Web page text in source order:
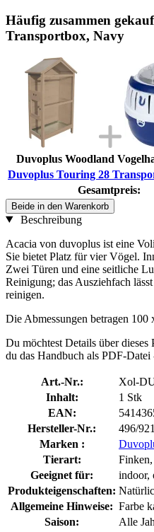
Häufig zusammen
Transportbox, Navy
Duvoplus Woodland
Duvoplus Touring 28
Gesamtpreis:
Beide in den Warenkorb
Beschreibung
Acacia von duvoplus ist eine
Sie bietet Platz für vier Vögel.
Zwei Türen und eine seitliche
Reinigung; das Ausziehfach
reinigen.
Die Abmessungen betragen 100
Du möchtest Details über
du das Handbuch als PDF-
Art.-Nr.:
Xol-
Inhalt:
1 Stk
EAN:
Hersteller-Nr.:
496/921
Marken :
Tierart:
Geeignet für:
indoor,
Produkteigenschaften:
Allgemeine Hinweise: Farbe
Saison:
Alle